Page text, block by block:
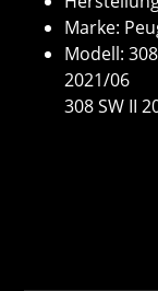
Marke:
Modell:
308 SW II